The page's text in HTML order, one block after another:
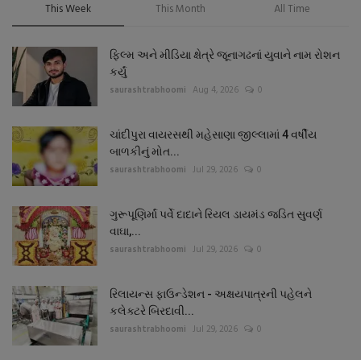
This Week This Month All Time
ફિલ્મ અને મીડિયા ક્ષેત્રે જૂનાગઢનાં યુવાને નામ રોશન
કર્યું
saurashtrabhoomi Aug 4, 2026 0
ચાંદીપુરા વાયરસથી મહેસાણા જીલ્લામાં 4 વર્ષીય
બાળકીનું મોત...
saurashtrabhoomi Jul 29, 2026 0
ગુરૂપૂણિર્માં પર્વે દાદાને રિયલ ડાયમંડ જડિત સુવર્ણ
વાઘા,...
saurashtrabhoomi Jul 29, 2026 0
રિલાયન્સ ફાઉન્ડેશન - અક્ષયપાત્રની પહેલને
કલેક્ટરે બિરદાવી...
saurashtrabhoomi Jul 29, 2026 0